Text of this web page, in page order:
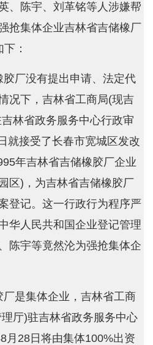
、陈宇、刘革铭等人涉嫌帮
抢集体企业吉林省吉储橡厂
：
厂没有提出申请、法定代
况下，吉林省工商局(现吉
林省政务服务中心行政审
就接受了长春市宽城区发改
年吉林省吉储橡胶厂企业
区)，为吉林省吉储橡胶厂
登记。这一行政行为程序严
华人民共和国企业登记管理
陈宇等竟然沦为强抢集体企
是集体企业，吉林省工商
厅)驻吉林省政务服务中心
月28日将由集体100%出资